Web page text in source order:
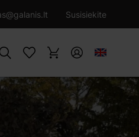
Susisiekite